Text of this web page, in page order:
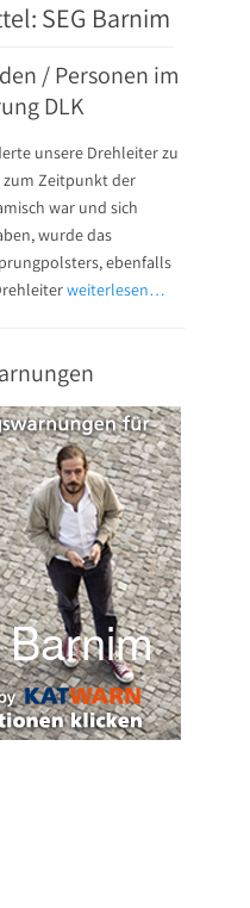
SEG Barnim
/ Personen im
DLK
unsere Drehleiter zu
zum Zeitpunkt der
war und sich
wurde das
ebenfalls
weiterlesen…